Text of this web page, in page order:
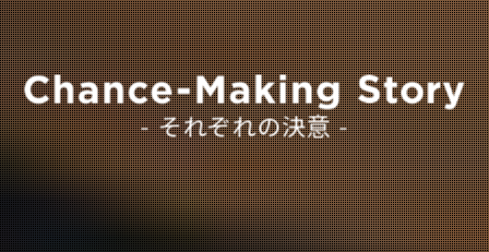
- それぞれの決意 -